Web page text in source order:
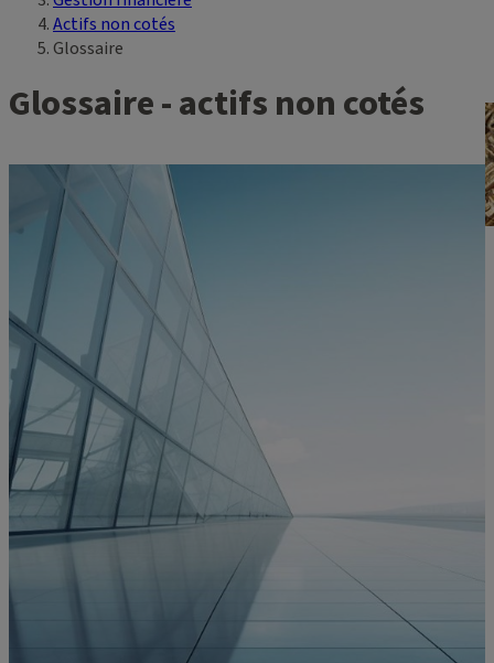
Actifs non cotés
Glossaire
Glossaire - actifs non cotés